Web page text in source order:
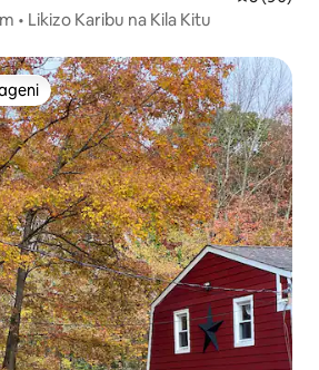
• Likizo Karibu na Kila Kitu
wageni